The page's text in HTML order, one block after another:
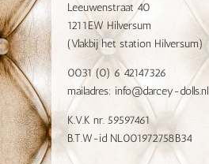
Leeuwenstraat 40
1211EW Hilversum
(Vlakbij het station Hilversum)
0031 (0) 6 42147326
mailadres: info@darcey-dolls.nl
K.V.K nr. 59597461
B.T.W-id NL001972758B34